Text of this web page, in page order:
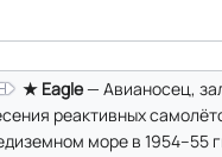
★ Eagle— Авианосец,
реактивных
море в 1954–55